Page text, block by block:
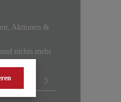
Aktionen &
nichts mehr